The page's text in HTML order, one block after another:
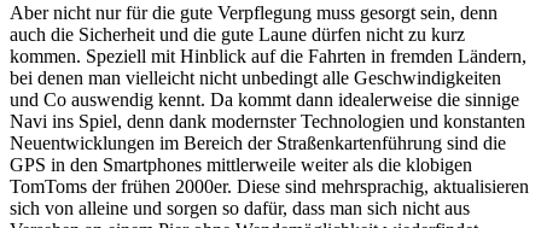
Aber nicht nur für die gute Verpflegung muss gesorgt sein, denn
auch die Sicherheit und die gute Laune dürfen nicht zu kurz
kommen. Speziell mit Hinblick auf die Fahrten in fremden Ländern,
bei denen man vielleicht nicht unbedingt alle Geschwindigkeiten
und Co auswendig kennt. Da kommt dann idealerweise die sinnige
Navi ins Spiel, denn dank modernster Technologien und konstanten
Neuentwicklungen im Bereich der Straßenkartenführung sind die
GPS in den Smartphones mittlerweile weiter als die klobigen
TomToms der frühen 2000er. Diese sind mehrsprachig, aktualisieren
sich von alleine und sorgen so dafür, dass man sich nicht aus